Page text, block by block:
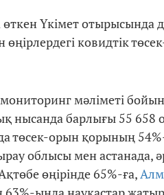
өткен Үкімет отырысында
өңірлердегі ковидтік
мониторинг мәліметі
нысанда барлығы 55 658
төсек-орын қорының
облысы мен астанада,
өңірінде 65%-ға,